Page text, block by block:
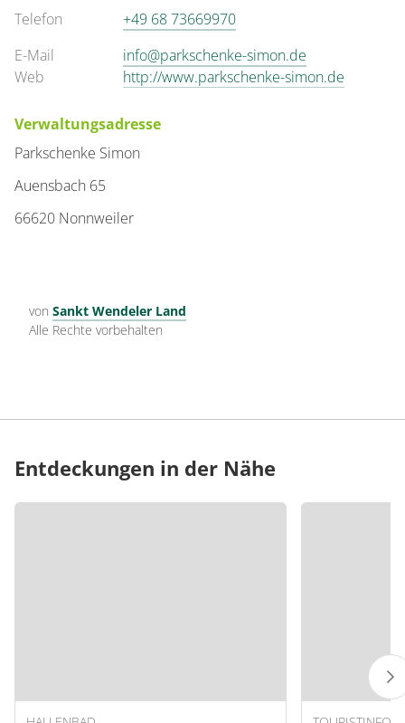
Telefon
+49 68 73669970
E-Mail
info@parkschenke-simon.de
Web
http://www.parkschenke-simon.de
Verwaltungsadresse
Parkschenke Simon
Auensbach 65
66620 Nonnweiler
von Sankt Wendeler Land
Alle Rechte vorbehalten
Entdeckungen in der Nähe